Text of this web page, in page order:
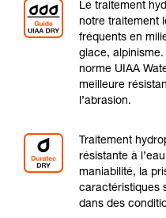
Le traitement
notre traitement
fréquents en
glace,
norme UIAA
meilleure
l’abrasion.
Traitement
résistante à
maniabilité, la
caractéristiques
dans des